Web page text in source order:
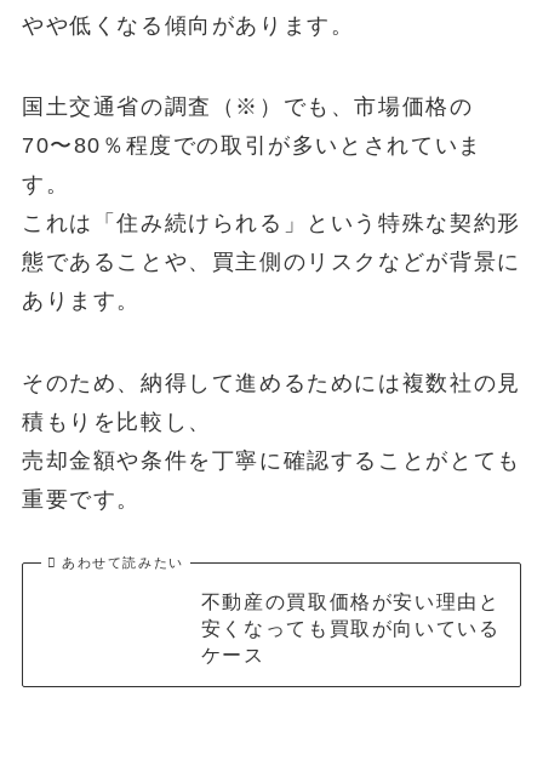
やや低くなる傾向があります。
国土交通省の調査（※）でも、市場価格の
70〜80％程度での取引が多いとされていま
す。
これは「住み続けられる」という特殊な契約形
態であることや、買主側のリスクなどが背景に
あります。
そのため、納得して進めるためには複数社の見
積もりを比較し、
売却金額や条件を丁寧に確認することがとても
重要です。
あわせて読みたい
不動産の買取価格が安い理由と
安くなっても買取が向いている
ケース